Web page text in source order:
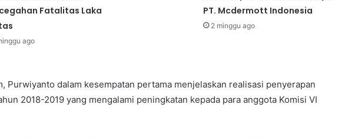
Fatalitas Laka
ago
PT. Mcdermott Indonesia
2 minggu ago
Purwiyanto dalam kesempatan pertama menjelaskan realisasi penyerapan
2018-2019 yang mengalami peningkatan kepada para anggota Komisi VI